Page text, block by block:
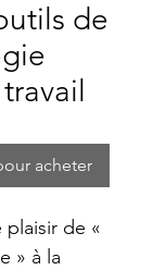
de
acheter
plaisir de «
» à la